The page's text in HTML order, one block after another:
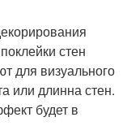
стен
для визуального
или длинна стен.
будет в